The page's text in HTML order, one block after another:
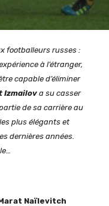
footballeurs russes :
à l’étranger,
capable d’éliminer
Izmailova su casser
de sa carrière au
plus élégants et
dernières années.
Naïlevitch